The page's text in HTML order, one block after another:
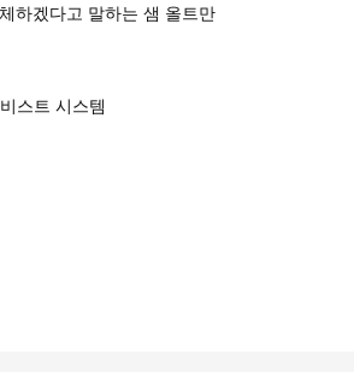
하겠다고 말하는 샘 올트만
스트 시스템